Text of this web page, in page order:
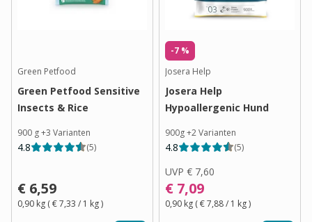
Green Petfood
Green Petfood Sensitive
Insects & Rice
900 g+3 Varianten
4.8 (5)
€ 6,59
0,90 kg (€ 7,33 / 1 kg)
-7 %
Josera Help
Josera Help
Hypoallergenic Hund
900g+2Varianten
4.8 (5)
UVP € 7,60
€ 7,09
0,90 kg (€ 7,88/ 1 kg)